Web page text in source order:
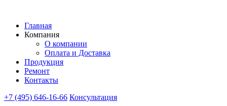
Главная
Компания
О компании
Оплата и Доставка
Продукция
Ремонт
Контакты
+7 (495) 646-16-66 Консультация